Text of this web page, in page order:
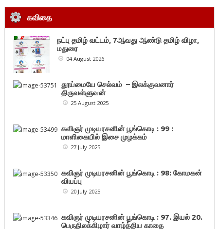
கவிதை
நட்பு தமிழ் வட்டம், 7ஆவது ஆண்டு தமிழ் விழா,
மதுரை
04 August 2026
தூய்மையே செல்வம் – இலக்குவனார்
திருவள்ளுவன்
25 August 2025
கவிஞர் முடியரசனின் பூங்கொடி : 99 :
மாளிகையில் இசை முழக்கம்
27 July 2025
கவிஞர் முடியரசனின் பூங்கொடி : 98: கோமகன்
வியப்பு
20 July 2025
கவிஞர் முடியரசனின் பூங்கொடி : 97. இயல் 20.
பெருநிலக்கிழார் வாழ்த்திய காதை